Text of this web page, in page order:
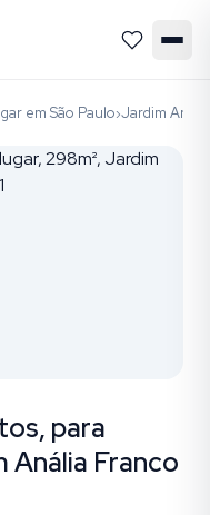
em São Paulo›Jardim
para
Anália Franco